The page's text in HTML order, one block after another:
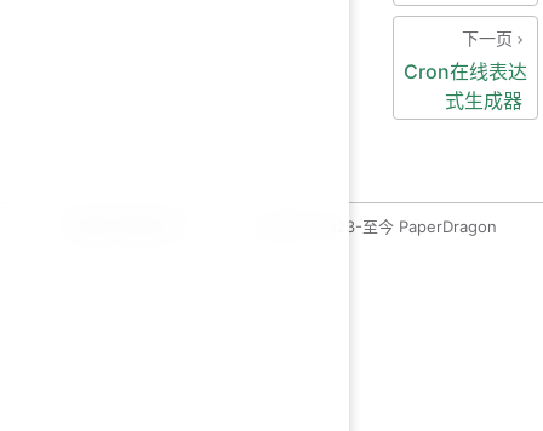
下一页
Cron在线表达
式生成器
copyleft 2023-至今 PaperDragon